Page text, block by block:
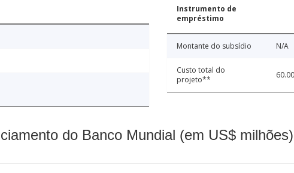
Instrumento de
empréstimo
Montante do subsídio N/A
Custo total do
projeto**
60.00
do Banco Mundial (em US$